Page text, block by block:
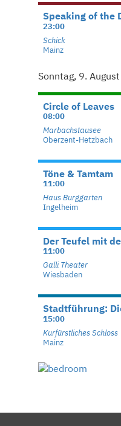
Speaking of the
23:00
Schick
Mainz
Sonntag, 9. August
Circle of Leaves
08:00
Marbachstausee
Oberzent-Hetzbach
Töne & Tamtam
11:00
Haus Burggarten
Ingelheim
Der Teufel mit
11:00
Galli Theater
Wiesbaden
Stadtführung:
15:00
Kurfürstliches Schloss
Mainz